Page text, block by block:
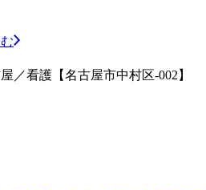
／看護【名古屋市中村区-002】